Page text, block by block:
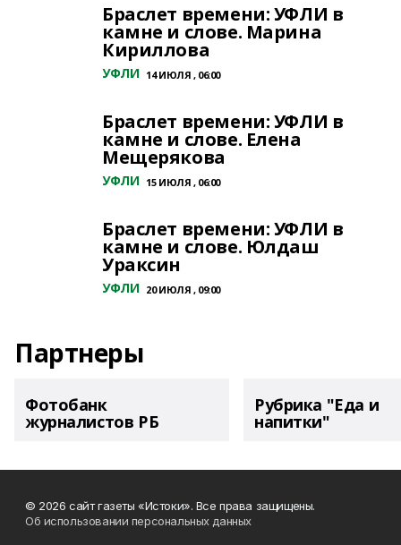
Браслет времени: УФЛИ в
камне и слове. Марина
Кириллова
УФЛИ 14 ИЮЛЯ , 06:00
Браслет времени: УФЛИ в
камне и слове. Елена
Мещерякова
УФЛИ 15 ИЮЛЯ , 06:00
Браслет времени: УФЛИ в
камне и слове. Юлдаш
Ураксин
УФЛИ 20 ИЮЛЯ , 09:00
Партнеры
Фотобанк
журналистов РБ
Рубрика "Еда и
напитки"
© 2026 сайт газеты «Истоки». Все права защищены.
Об использовании персональных данных